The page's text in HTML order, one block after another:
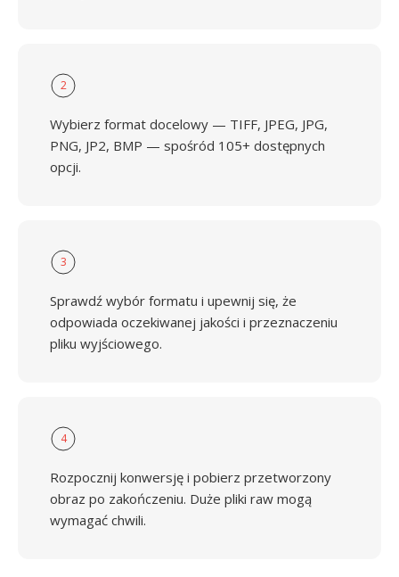
2
Wybierz format docelowy — TIFF, JPEG, JPG,
PNG, JP2, BMP — spośród 105+ dostępnych
opcji.
3
Sprawdź wybór formatu i upewnij się, że
odpowiada oczekiwanej jakości i przeznaczeniu
pliku wyjściowego.
4
Rozpocznij konwersję i pobierz przetworzony
obraz po zakończeniu. Duże pliki raw mogą
wymagać chwili.